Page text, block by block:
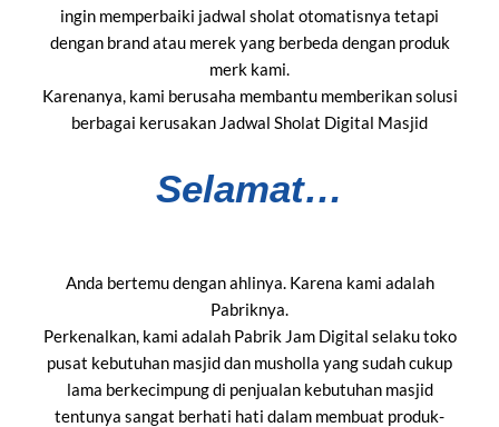
ingin memperbaiki jadwal sholat otomatisnya tetapi
dengan brand atau merek yang berbeda dengan produk
merk kami.
Karenanya, kami berusaha membantu memberikan solusi
berbagai kerusakan Jadwal Sholat Digital Masjid
Selamat…
Anda bertemu dengan ahlinya. Karena kami adalah
Pabriknya.
Perkenalkan, kami adalah Pabrik Jam Digital selaku toko
pusat kebutuhan masjid dan musholla yang sudah cukup
lama berkecimpung di penjualan kebutuhan masjid
tentunya sangat berhati hati dalam membuat produk-